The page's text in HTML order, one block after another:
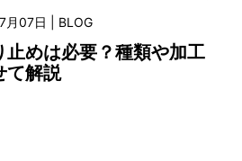
月07日 | BLOG
止めは必要？種類や加工
て解説